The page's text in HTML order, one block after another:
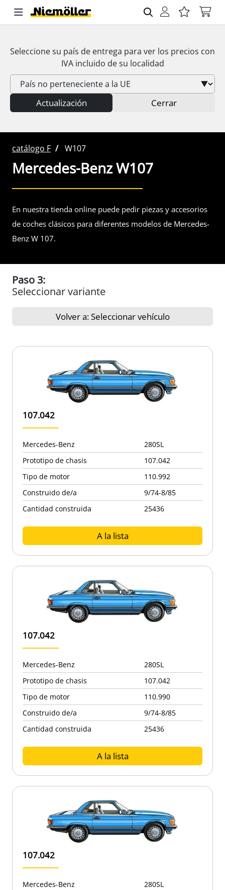
Seleccione su país de entrega para ver los precios con
IVAincluido de su localidad
Actualización Cerrar
catálogo F W107
Mercedes-BenzW107
En nuestra tienda online puede pedir piezas y accesorios
de coches clásicos para diferentes modelos de Mercedes-
Benz W 107.
Paso 3:
Seleccionar variante
Volver a: Seleccionar vehículo
107.042
Mercedes-Benz
280SL
Prototipo de chasis
107.042
Tipo de motor
110.992
Construido de/a
9/74-8/85
Cantidad construida
25436
A la lista
107.042
Mercedes-Benz
280SL
Prototipo de chasis
107.042
Tipo de motor
110.990
Construido de/a
9/74-8/85
Cantidad construida
25436
A la lista
107.042
Mercedes-Benz
280SL